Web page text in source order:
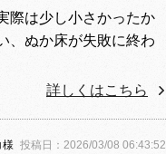
際は少し小さかったか
、ぬか床が失敗に終わ
詳しくはこちら
様 投稿日：2026/03/08 06:43:52